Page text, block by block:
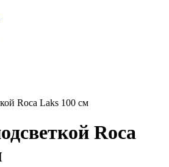
Roca Laks 100 см
Roca